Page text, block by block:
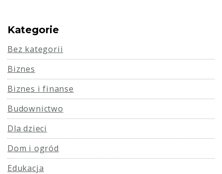
Kategorie
Bez kategorii
Biznes
Biznes i finanse
Budownictwo
Dla dzieci
Dom i ogród
Edukacja